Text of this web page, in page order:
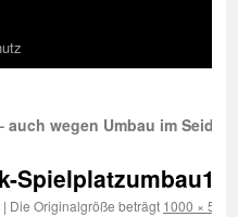
wegen Umbau im Seidel-
Spielplatzumbau1
| Die Originalgröße beträgt 1000 × 500